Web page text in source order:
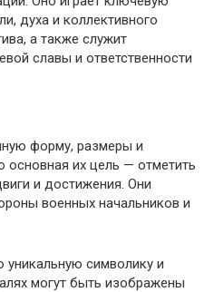
духа и коллективного
а также служит
славы и ответственности
форму, размеры и
основная их цель — отметить
и достижения. Они
военных начальников и
символику и
могут быть изображены